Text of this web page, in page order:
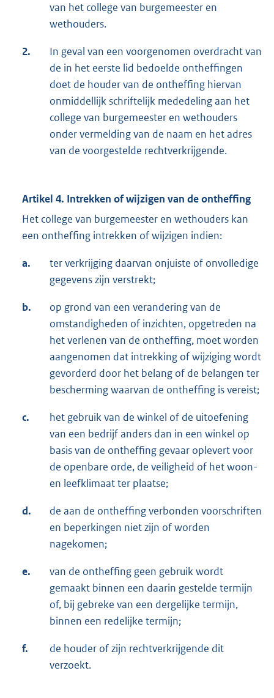
van het college van burgemeester en
wethouders.
2.
In geval van een voorgenomen overdracht van
de in het eerste lid bedoelde ontheffingen
doet de houder van de ontheffing hiervan
onmiddellijk schriftelijk mededeling aan het
college van burgemeester en wethouders
onder vermelding van de naam en het adres
van de voorgestelde rechtverkrijgende.
Artikel 4. Intrekken of wijzigen van de ontheffing
Het college van burgemeester en wethouders kan
een ontheffing intrekken of wijzigen indien:
a.
ter verkrijging daarvan onjuiste of onvolledige
gegevens zijn verstrekt;
b.
op grond van een verandering van de
omstandigheden of inzichten, opgetreden na
het verlenen van de ontheffing, moet worden
aangenomen dat intrekking of wijziging wordt
gevorderd door het belang of de belangen ter
bescherming waarvan de ontheffing is vereist;
c.
het gebruik van de winkel of de uitoefening
van een bedrijf anders dan in een winkel op
basis van de ontheffing gevaar oplevert voor
de openbare orde, de veiligheid of het woon-
en leefklimaat ter plaatse;
d.
de aan de ontheffing verbonden voorschriften
en beperkingen niet zijn of worden
nagekomen;
e.
van de ontheffing geen gebruik wordt
gemaakt binnen een daarin gestelde termijn
of, bij gebreke van een dergelijke termijn,
binnen een redelijke termijn;
f.
de houder of zijn rechtverkrijgende dit
verzoekt.